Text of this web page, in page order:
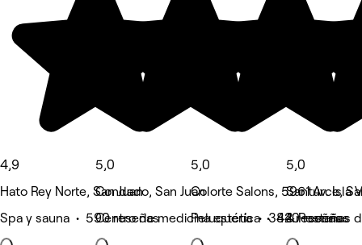
4,9
Hato Rey Norte, San Juan
Spa y sauna • 590 reseñas
5,0
Condado, San Juan
Centro de medicina estética • 420 reseñas
5,0
Colorte Salons, 5961 Av. Isla
Peluquería • 384 reseñas
5,0
Santurce,
& Pestañas